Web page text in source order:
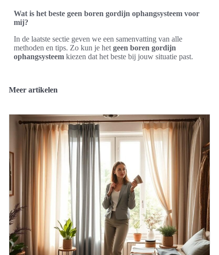
Wat is het beste geen boren gordijn ophangsysteem voor
mij?
In de laatste sectie geven we een samenvatting van alle
methoden en tips. Zo kun je het geen boren gordijn
ophangsysteem kiezen dat het beste bij jouw situatie past.
Meer artikelen